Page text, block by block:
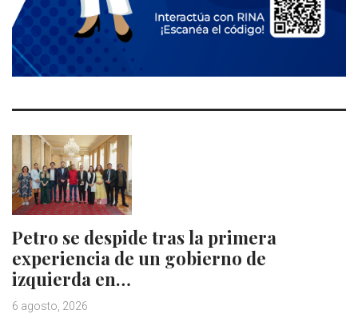
Petro se despide tras la primera
experiencia de un gobierno de
izquierda en…
6 agosto, 2026